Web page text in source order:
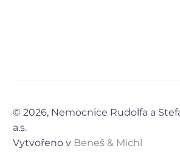
© 2026, Nemocnice Rudolfa a
a.s.
Vytvořeno v Beneš & Michl